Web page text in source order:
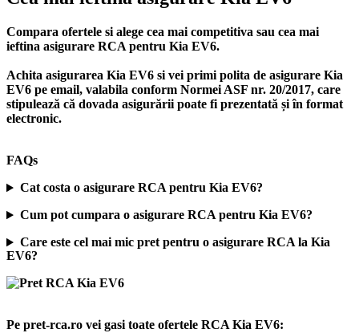
Compara ofertele si alege cea mai competitiva sau cea mai
ieftina asigurare RCA pentru Kia EV6.
Achita asigurarea Kia EV6 si vei primi polita de asigurare Kia
EV6 pe email, valabila conform Normei ASF nr. 20/2017, care
stipulează că dovada asigurării poate fi prezentată și în format
electronic.
FAQs
Cat costa o asigurare RCA pentru Kia EV6?
Cum pot cumpara o asigurare RCA pentru Kia EV6?
Care este cel mai mic pret pentru o asigurare RCA la Kia
EV6?
Pe pret-rca.ro vei gasi toate ofertele RCA Kia EV6: